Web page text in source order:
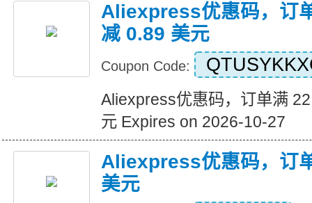
Aliexpress优惠码，订
减 0.89 美元
Coupon Code:
Aliexpress优惠码，订单满
元 Expires on 2026-10-27
Aliexpress优惠码，订
美元